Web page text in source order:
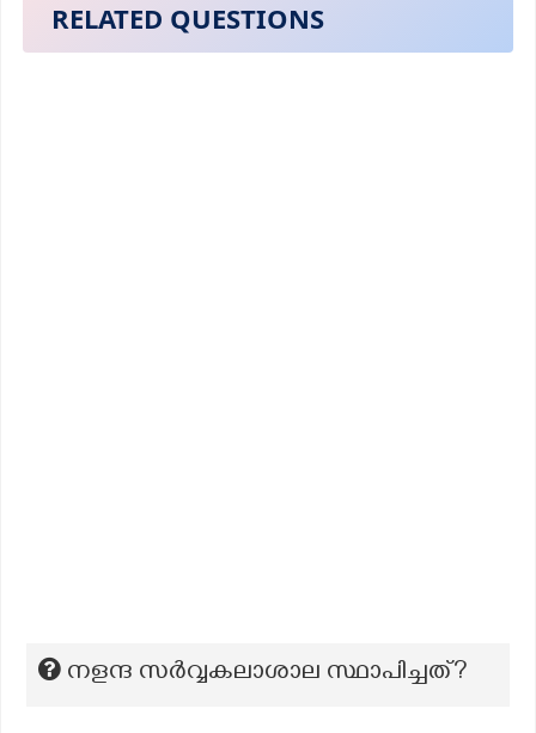
RELATED QUESTIONS
നളന്ദ സർവ്വകലാശാല സ്ഥാപിച്ചത്?